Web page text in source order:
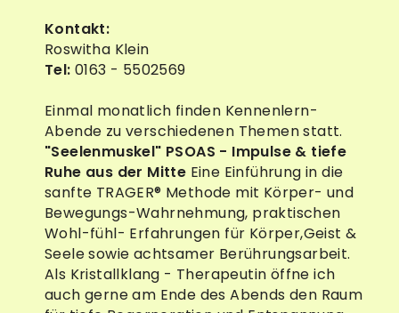
Kontakt:
Roswitha Klein
Tel: 0163 - 5502569
Einmal monatlich finden Kennenlern-
Abende zu verschiedenen Themen statt.
"Seelenmuskel" PSOAS - Impulse & tiefe
Ruhe aus der Mitte Eine Einführung in die
sanfte TRAGER® Methode mit Körper- und
Bewegungs-Wahrnehmung, praktischen
Wohl-fühl- Erfahrungen für Körper,Geist &
Seele sowie achtsamer Berührungsarbeit.
Als Kristallklang - Therapeutin öffne ich
auch gerne am Ende des Abends den Raum